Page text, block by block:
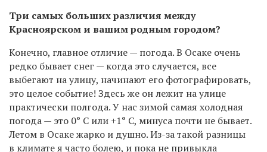
Три самых больших различия между
Красноярском и вашим родным городом?
Конечно, главное отличие — погода. В Осаке очень
редко бывает снег — когда это случается, все
выбегают на улицу, начинают его фотографировать,
это целое событие! Здесь же он лежит на улице
практически полгода. У нас зимой самая холодная
погода — это 0° С или +1° С, минуса почти не бывает.
Летом в Осаке жарко и душно. Из-за такой разницы
в климате я часто болею, и пока не привыкла